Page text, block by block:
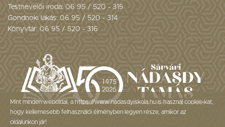
Testnevelői iroda: 06 95 / 520 - 315
Gondnoki lakás: 06 95 / 520 - 314
Könyvtár: 06 95 / 520 - 316
Mint minden weboldal, a https://www.nadasdyiskola.hu is használ cookie-kat,
hogy kellemesebb felhasználói élményben legyen része, amikor az
oldalunkon jár!